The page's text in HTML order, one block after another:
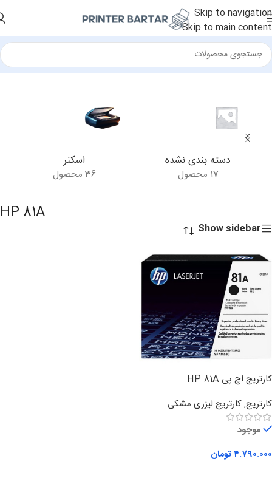
Skip to navigation
Skip to main content
خانه/محصولات برچسب خورده “HP 81A”
دسته بندی نشده
17 محصول
اسکنر
36 محصول
HP 81A
Show sidebar
کارتریج اچ پی HP 81A
کارتریج,کارتریج لیزری مشکی
موجود
۴.۷۹۰.۰۰۰تومان